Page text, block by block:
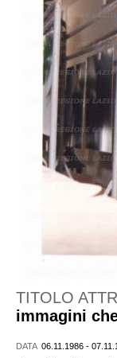
TITOLO
immagini
DATA 06.11.1986 -